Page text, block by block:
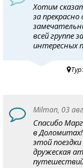
Хотим
за
всей группе
интересных
Тур:
Milman, 03
Спасибо
в
этой
дружеская